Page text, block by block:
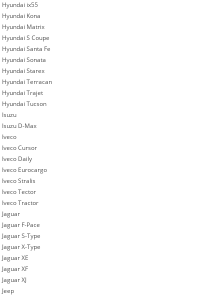
Hyundai ix55
Hyundai Kona
Hyundai Matrix
Hyundai S Coupe
Hyundai Santa Fe
Hyundai Sonata
Hyundai Starex
Hyundai Terracan
Hyundai Trajet
Hyundai Tucson
Isuzu
Isuzu D-Max
Iveco
Iveco Cursor
Iveco Daily
Iveco Eurocargo
Iveco Stralis
Iveco Tector
Iveco Tractor
Jaguar
Jaguar F-Pace
Jaguar S-Type
Jaguar X-Type
Jaguar XE
Jaguar XF
Jaguar XJ
Jeep